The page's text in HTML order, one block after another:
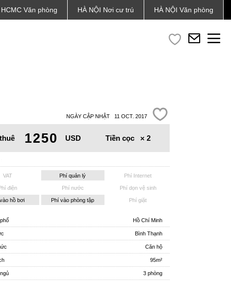
HCMC Văn phòng HÀ NỘI Nơi cư trú HÀ NỘI Văn phòng
NGÀY CẬP NHẬT 11 OCT. 2017
1250 USD Tiền cọc × 2
VAT Phí quản lý Phí Internet
điện Phí nước Phí dọn vệ sinh
hồ bơi Phí vào phòng tập Phí giặt
Hồ Chí Minh
Bình Thạnh
Căn hộ
95m²
3 phòng